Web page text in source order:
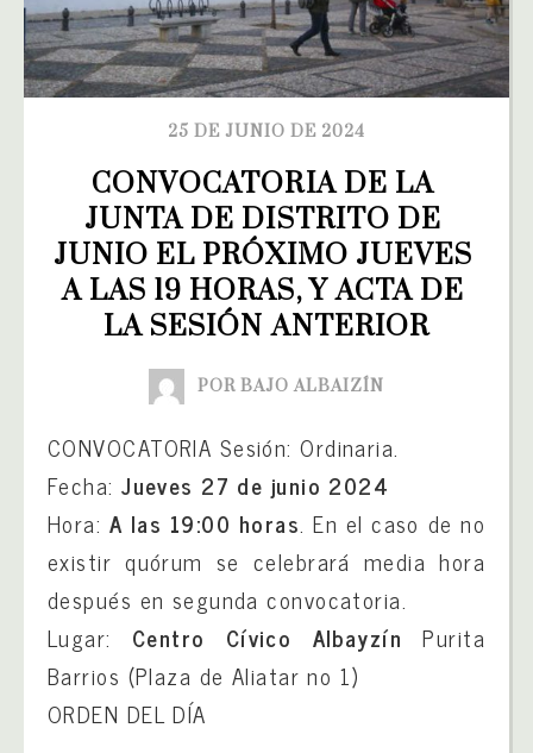
25 DE JUNIO DE 2024
CONVOCATORIA DE LA
JUNTA DE DISTRITO DE
JUNIO EL PRÓXIMO JUEVES
A LAS 19 HORAS, Y ACTA DE
LA SESIÓN ANTERIOR
POR BAJO ALBAIZÍN
CONVOCATORIA Sesión: Ordinaria.
Fecha:Jueves 27 de junio 2024
Hora: A las 19:00 horas. En el caso de no
existir quórum se celebrará media hora
después en segunda convocatoria.
Lugar: Centro Cívico Albayzín Purita
Barrios (Plaza de Aliatar no 1)
ORDEN DEL DÍA